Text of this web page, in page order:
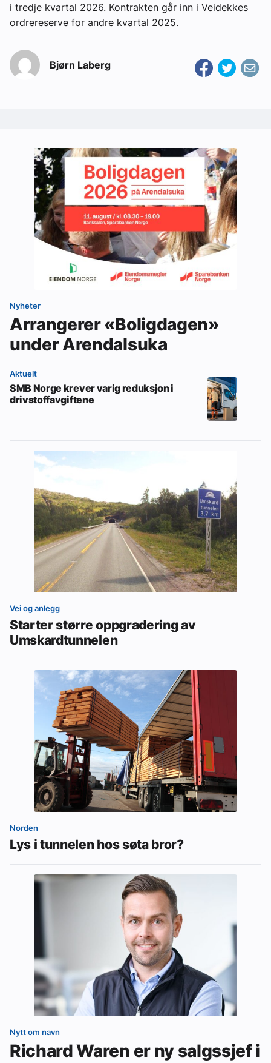
i tredje kvartal 2026. Kontrakten går inn i Veidekkes
ordrereserve for andre kvartal 2025.
Bjørn Laberg
Nyheter
Arrangerer «Boligdagen»
under Arendalsuka
Aktuelt
SMB Norge krever varig reduksjon i
drivstoffavgiftene
Vei og anlegg
Starter større oppgradering av
Umskardtunnelen
Norden
Lys i tunnelen hos søta bror?
Nytt om navn
Richard Waren er ny salgssjef i